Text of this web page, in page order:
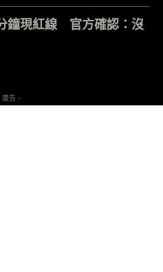
鐘現紅線 官方確認：沒
廣告 -